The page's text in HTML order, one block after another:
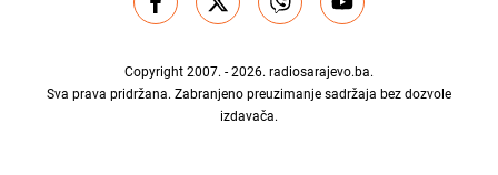
Copyright 2007. - 2026. radiosarajevo.ba.
Sva prava pridržana. Zabranjeno preuzimanje sadržaja bez dozvole
izdavača.